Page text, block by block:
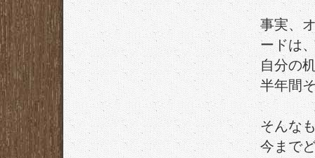
事実、
ードは
自分の
半年間
そんな
今まで